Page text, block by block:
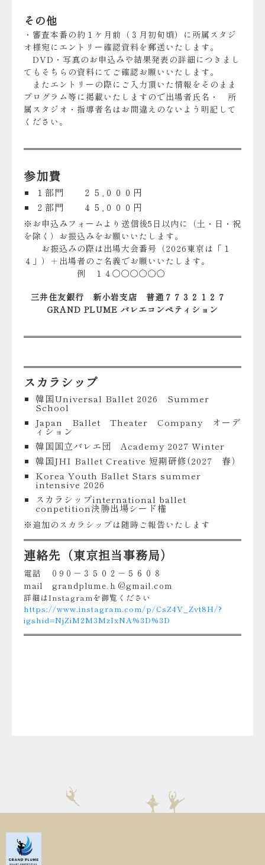
その他
・審査本番の約１ケ月前（３月初旬頃）に所属スタジ
オ様宛にエントリー確認資料を郵送いたします。
DVD・写真のお申込みや結果発表の詳細につきまし
てもそちらの資料にてご確認お願いいたします。
またエントリーの際にご入力頂いた情報をそのまま
プログラム等に掲載いたしますので出場者氏名・ 所
属スタジオ・指導者名はお間違えのないよう明記して
ください。
参加費
１部門 ２５,０００円
２部門 ４５,０００円
※お申込みフォームより送信後5日以内に（土・日・祝
を除く）お振込みをお願いいたします。
お振込みの際は出場大会番号（2026東京は「１
４」）＋出場者のご名義でお願いいたします。
例 １４〇〇〇〇〇〇
三井住友銀行 新小岩支店 普通７７３２１２７
GRAND PLUME バレエコンペティション
スカラシップ
韓国Universal Ballet 2026 Summer
School
Japan Ballet Theater Company オーデ
ィション
韓国国立バレエ団 Academy 2027 Winter
韓国JHI Ballet Creative 短期研修(2027 春）
Korea Youth Ballet Stars summer
intensive 2026
スカラシップinternational ballet
conpetition決勝出場シード権
※追加のスカラシップは随時ご報告いたします
連絡先（東京担当事務局）
電話 ０9０－３５０２－５６０８
mail grandplume.ｈ@gmail.com
詳細はInstagramを御覧ください
https://www.instagram.com/p/CsZ4V_Zvt8H/?
igshid=NjZiM2M3MzIxNA%3D%3D